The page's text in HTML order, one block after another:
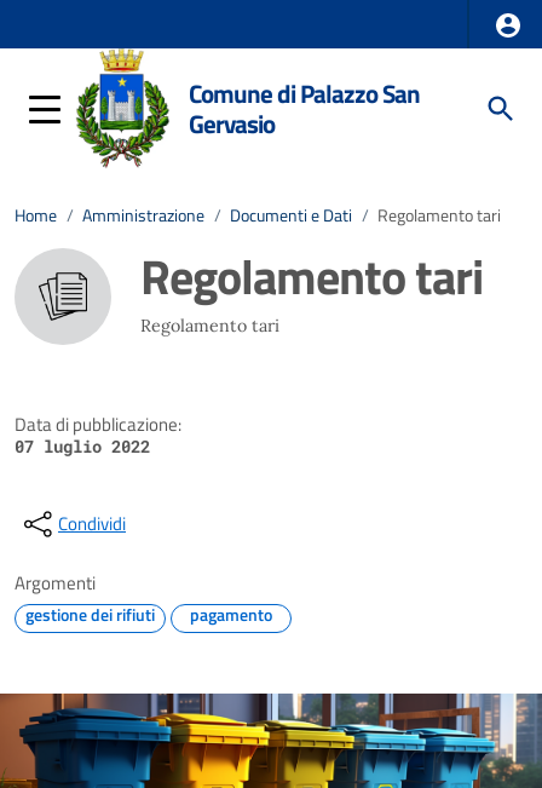
Comune di Palazzo San
Gervasio
Home / Amministrazione / Documenti e Dati / Regolamento tari
Regolamento tari
Regolamento tari
Data di pubblicazione:
07 luglio 2022
Condividi
Argomenti
gestione dei rifiuti pagamento